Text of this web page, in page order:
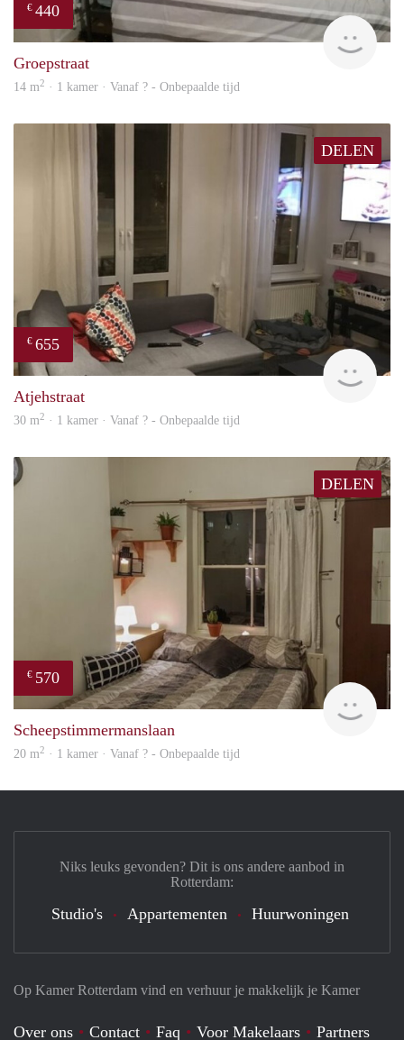
€ 440
rent
Groepstraat
14 m2 · 1 kamer · Vanaf ? - Onbepaalde tijd
DELEN
€ 655
Atjehstraat
30 m2 · 1 kamer · Vanaf ? - Onbepaalde tijd
DELEN
€ 570
Scheepstimmermanslaan
20 m2 · 1 kamer · Vanaf ? - Onbepaalde tijd
Op Kamer Rotterdam vind en verhuur je makkelijk je Kamer
Over ons Contact Faq Voor Makelaars Partners
Niks leuks gevonden? Dit is ons andere aanbod in
Rotterdam:
Studio's Appartementen Huurwoningen